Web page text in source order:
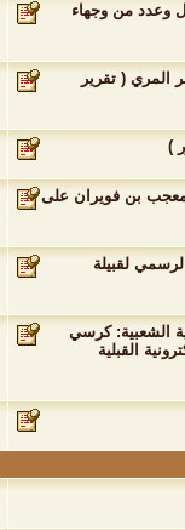
وعدد من وجهاء
‫المري ( تقرير
)
معجب بن فويران على
لقبيلة
الشعبية: كرسي
القبلية